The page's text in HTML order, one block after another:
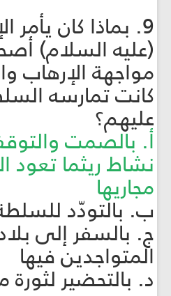
9. بماذا كان
(عليه السلام)
مواجهة الإرهاب
كانت تمارسه
عليهم؟
أ. بالصمت
نشاط ريثما تعود
مجاريها
ب. بالتودّد
ج. بالسفر إلى
المتواجدين فيها
د. بالتحضير